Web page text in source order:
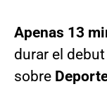
Apenas 13
durar el
sobre